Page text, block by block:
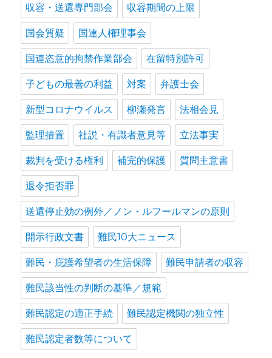
収容・送還専門部会 収容期間の上限
国会質疑 国連人権理事会
国連恣意的拘禁作業部会 在留特別許可
子どもの最善の利益 対案 弁護士会
新型コロナウイルス 柳瀬発言 法相会見
監理措置 社説・有識者意見等 立法事実
裁判を受ける権利 補完的保護 質問主意書
退令拒否罪
送還停止効の例外／ノン・ルフールマンの原則
開示行政文書 難民10大ニュース
難民・庇護希望者の生活保障 難民申請者の収容
難民該当性の判断の基準／規範
難民認定の適正手続 難民認定機関の独立性
難民認定者数等について